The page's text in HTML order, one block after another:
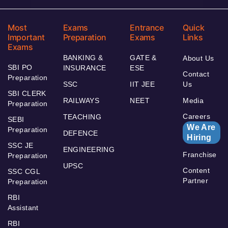
Most
Important
Exams
SBI PO
Preparation
SBI CLERK
Preparation
SEBI
Preparation
SSC JE
Preparation
SSC CGL
Preparation
RBI
Assistant
RBI
Exams
Preparation
BANKING &
INSURANCE
SSC
RAILWAYS
TEACHING
DEFENCE
ENGINEERING
UPSC
Entrance
Exams
GATE &
ESE
IIT JEE
NEET
Quick
Links
About Us
Contact
Us
Media
Careers
We Are
Hiring
Franchise
Content
Partner